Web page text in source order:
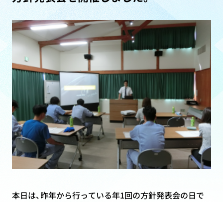
本日は、昨年から行っている年1回の方針発表会の日で